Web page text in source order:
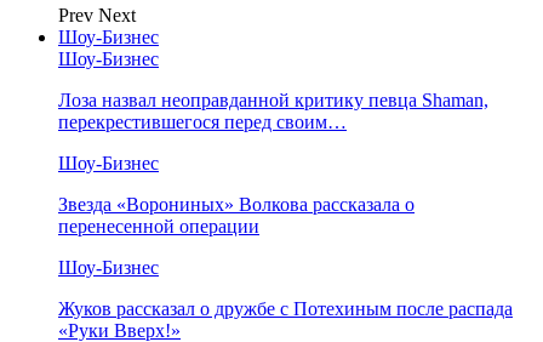
Prev Next
Шоу-Бизнес
Шоу-Бизнес
Лоза назвал неоправданной критику певца Shaman,
перекрестившегося перед своим…
Шоу-Бизнес
Звезда «Ворониных» Волкова рассказала о
перенесенной операции
Шоу-Бизнес
Жуков рассказал о дружбе с Потехиным после распада
«Руки Вверх!»